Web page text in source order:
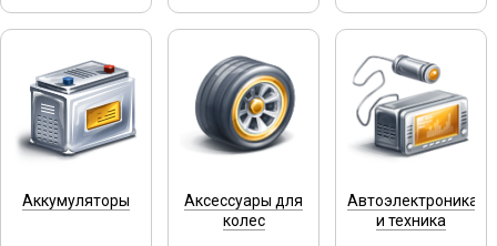
Аккумуляторы
Аксессуары для
колес
Автоэлектроника
и техника